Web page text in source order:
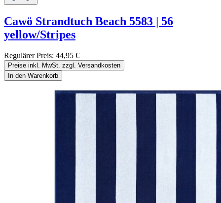
Cawö Strandtuch Beach 5583 | 56
yellow/Stripes
Regulärer Preis: 44,95 €
Preise inkl. MwSt. zzgl. Versandkosten
In den Warenkorb